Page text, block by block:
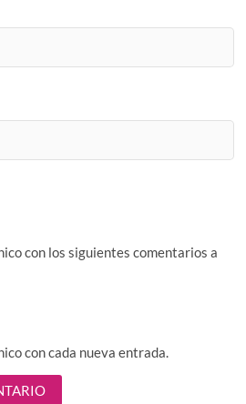
con los siguientes comentarios a
con cada nueva entrada.